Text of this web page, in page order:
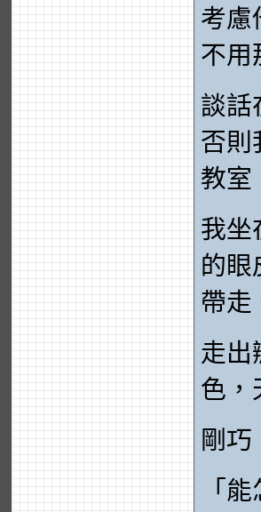
考慮
不用
談話
否則
教室
我坐
的眼
帶走
走出
色，
剛
「